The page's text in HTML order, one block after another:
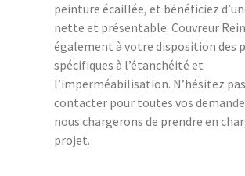
peinture écaillée, et bénéficiez
nette et présentable. Couvreur
également à votre disposition des
spécifiques à l’étanchéité et
l’imperméabilisation. N’hésitez
contacter pour toutes vos
nous chargerons de prendre en
projet.